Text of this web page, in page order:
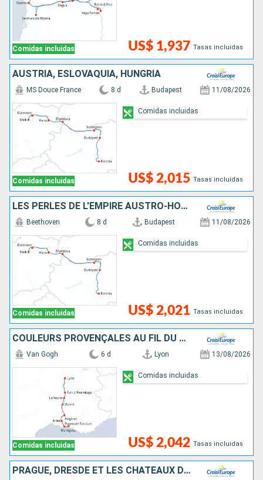
Comidas incluidas US$ 1,937 Tasas incluidas
AUSTRIA, ESLOVAQUIA, HUNGRÍA
Comidas incluidas
MS Douce France 8 d Budapest 11/08/2026
US$ 2,015 Tasas incluidas
Comidas incluidas
LES PERLES DE L'EMPIRE AUSTRO-HONGROIS
Comidas incluidas
Beethoven 8 d Budapest 11/08/2026
US$ 2,021 Tasas incluidas
Comidas incluidas
COULEURS PROVENÇALES AU FIL DU RHÔNE
Comidas incluidas
Van Gogh 6 d Lyon 13/08/2026
US$ 2,042 Tasas incluidas
Comidas incluidas
PRAGUE, DRESDE ET LES CHÂTEAUX DE BOHÊME, CROISIÈRE INÉDITE SUR L'ELBE ET LA MOLDAU SAUVAGE